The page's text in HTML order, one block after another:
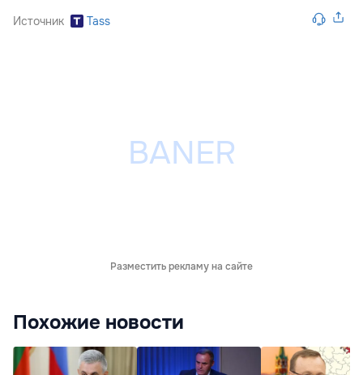
Источник Tass
Разместить рекламу на сайте
Похожие новости